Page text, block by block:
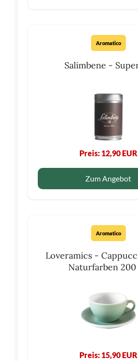
Aromatico
Salimbene -
Preis: 12,90 EUR
Zum Angebot
Aromatico
Loveramics -
Naturfarben
Preis: 15,90 EUR